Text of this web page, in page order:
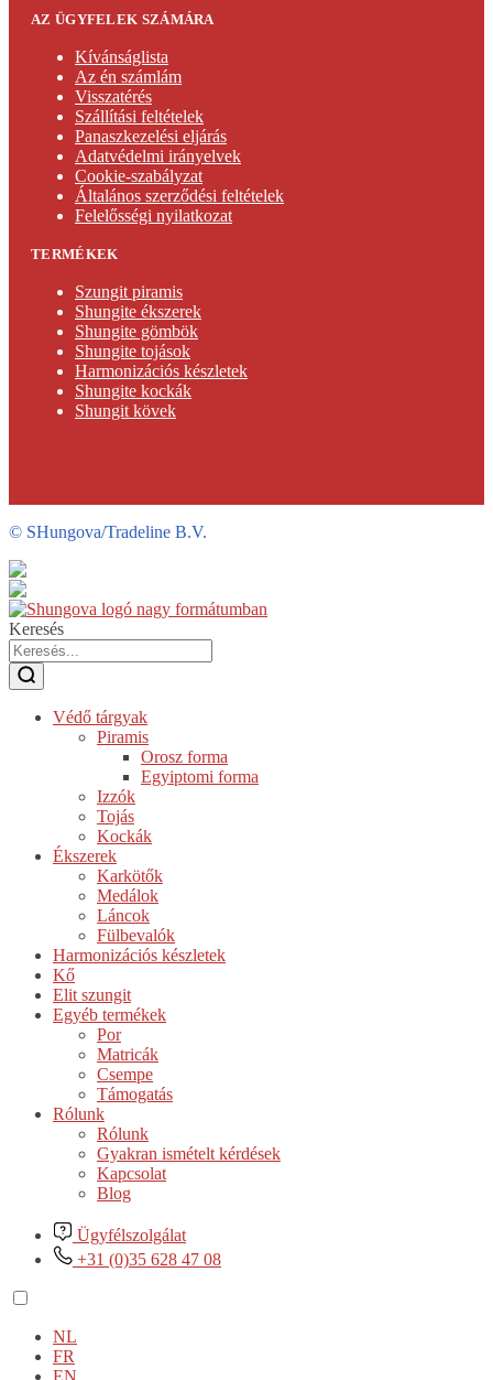
AZ ÜGYFELEK SZÁMÁRA
Kívánságlista
Az én számlám
Visszatérés
Szállítási feltételek
Panaszkezelési eljárás
Adatvédelmi irányelvek
Cookie-szabályzat
Általános szerződési feltételek
Felelősségi nyilatkozat
TERMÉKEK
Szungit piramis
Shungite ékszerek
Shungite gömbök
Shungite tojások
Harmonizációs készletek
Shungite kockák
Shungit kövek
© SHungova/Tradeline B.V.
Keresés
Védő tárgyak
Piramis
Orosz forma
Egyiptomi forma
Izzók
Tojás
Kockák
Ékszerek
Karkötők
Medálok
Láncok
Fülbevalók
Harmonizációs készletek
Kő
Elit szungit
Egyéb termékek
Por
Matricák
Csempe
Támogatás
Rólunk
Rólunk
Gyakran ismételt kérdések
Kapcsolat
Blog
Ügyfélszolgálat
+31 (0)35 628 47 08
NL
FR